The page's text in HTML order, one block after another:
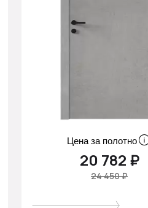
Цена за полотно
20 782 ₽
24 450 ₽